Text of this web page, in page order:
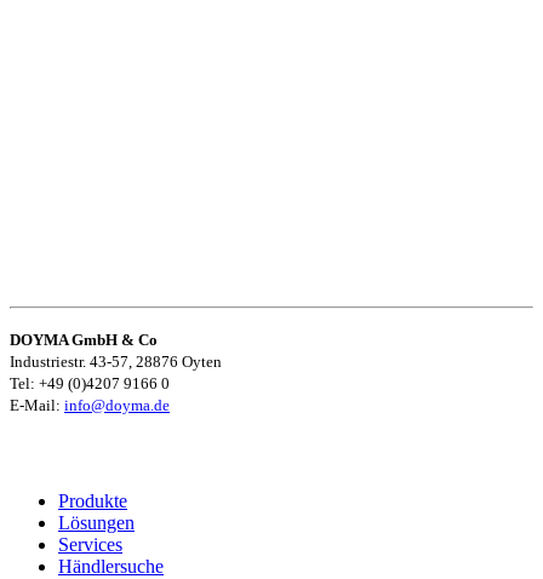
DOYMA GmbH & Co
Industriestr. 43-57, 28876 Oyten
Tel: +49 (0)4207 9166 0
E-Mail: info@doyma.de
Produkte
Lösungen
Services
Händlersuche